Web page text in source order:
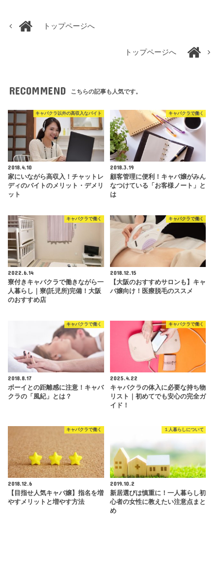
トップページへ
トップページへ
RECOMMEND こちらの記事も人気です。
キャバクラ以外の高収入なバイト
2018.4.10
家にいながら高収入！チャットレ
ディのバイトのメリット・デメリ
ット
キャバクラで働く
2018.3.19
顧客管理に便利！キャバ嬢がみん
なつけている「お客様ノート」と
は
キャバクラで働く
2022.6.14
寮付きキャバクラで働きながら一
人暮らし｜寮(託児所)完備！大阪
のおすすめ店
キャバクラで働く
2018.12.15
【大阪のおすすめサロンも】キャ
バ嬢向け！医療脱毛のススメ
キャバクラで働く
2018.8.17
ボーイとの距離感に注意！キャバ
クラの「風紀」とは？
キャバクラで働く
2025.4.22
キャバクラの体入に必要な持ち物
リスト｜初めてでも安心の完全ガ
イド！
キャバクラで働く
2018.12.6
【目指せ人気キャバ嬢】指名を増
やすメリットと増やす方法
１人暮らしについて
2019.10.2
新居選びは慎重に！一人暮らし初
心者の女性に教えたい注意点まと
め